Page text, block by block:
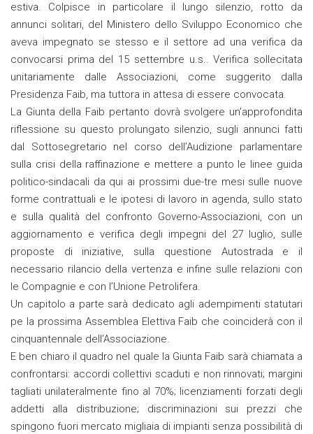
estiva. Colpisce in particolare il lungo silenzio, rotto da
annunci solitari, del Ministero dello Sviluppo Economico che
aveva impegnato se stesso e il settore ad una verifica da
convocarsi prima del 15 settembre u.s.. Verifica sollecitata
unitariamente dalle Associazioni, come suggerito dalla
Presidenza Faib, ma tuttora in attesa di essere convocata.
La Giunta della Faib pertanto dovrà svolgere un’approfondita
riflessione su questo prolungato silenzio, sugli annunci fatti
dal Sottosegretario nel corso dell’Audizione parlamentare
sulla crisi della raffinazione e mettere a punto le linee guida
politico-sindacali da qui ai prossimi due-tre mesi sulle nuove
forme contrattuali e le ipotesi di lavoro in agenda, sullo stato
e sulla qualità del confronto Governo-Associazioni, con un
aggiornamento e verifica degli impegni del 27 luglio, sulle
proposte di iniziative, sulla questione Autostrada e il
necessario rilancio della vertenza e infine sulle relazioni con
le Compagnie e con l’Unione Petrolifera.
Un capitolo a parte sarà dedicato agli adempimenti statutari
pe la prossima Assemblea Elettiva Faib che coinciderà con il
cinquantennale dell’Associazione.
E ben chiaro il quadro nel quale la Giunta Faib sarà chiamata a
confrontarsi: accordi collettivi scaduti e non rinnovati; margini
tagliati unilateralmente fino al 70%; licenziamenti forzati degli
addetti alla distribuzione; discriminazioni sui prezzi che
spingono fuori mercato migliaia di impianti senza possibilità di